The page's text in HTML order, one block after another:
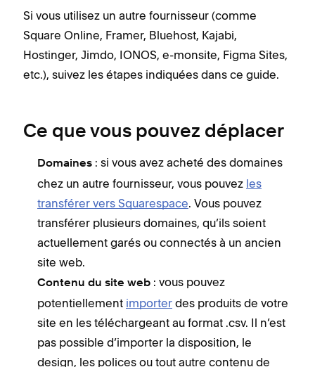
Si vous utilisez un autre fournisseur (comme
Square Online, Framer, Bluehost, Kajabi,
Hostinger, Jimdo, IONOS, e-monsite, Figma Sites,
etc.), suivez les étapes indiquées dans ce guide.
Ce que vous pouvez déplacer
Domaines : si vous avez acheté des domaines
chez un autre fournisseur, vous pouvez les
transférer vers Squarespace. Vous pouvez
transférer plusieurs domaines, qu’ils soient
actuellement garés ou connectés à un ancien
site web.
Contenu du site web : vous pouvez
potentiellement importer des produits de votre
site en les téléchargeant au format .csv. Il n’est
pas possible d’importer la disposition, le
design, les polices ou tout autre contenu de